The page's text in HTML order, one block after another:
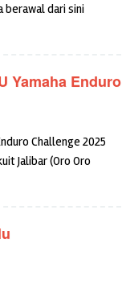
berawal dari sini
Yamaha Enduro
Challenge 2025
Jalibar (Oro Oro